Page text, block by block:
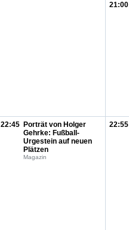
21:00
22:45 Porträt von Holger
Gehrke: Fußball-
Urgestein auf neuen
Plätzen
Magazin
22:55